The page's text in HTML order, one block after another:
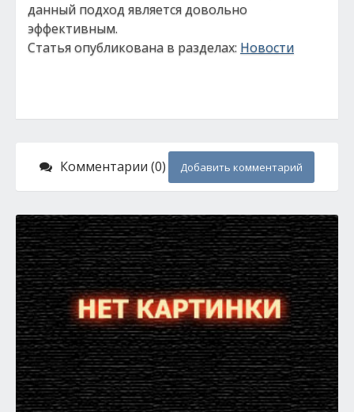
данный подход является довольно
эффективным.
Статья опубликована в разделах: Новости
Комментарии (0) Добавить комментарий